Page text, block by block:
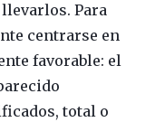
Para
centrarse en
favorable: el
total o